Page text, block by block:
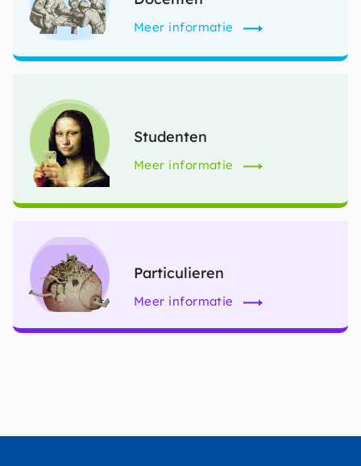
Meer informatie
Afbeelding
Studenten
Meer informatie
Afbeelding
Particulieren
Meer informatie